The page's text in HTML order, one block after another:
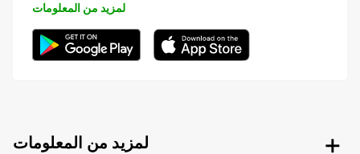
لمزيد من المعلومات
لمزيد من المعلومات